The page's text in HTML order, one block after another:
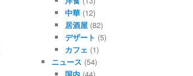
中華(12)
居酒屋(82)
デザート (5)
カフェ (1)
ニュース (54)
国内(44)